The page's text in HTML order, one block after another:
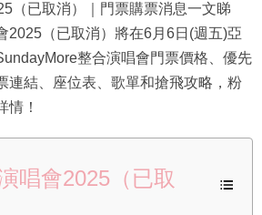
（已取消）｜門票購票消息一文睇
2025（已取消）將在6月6日(週五)亞
整合演唱會門票價格、優先
連結、座位表、歌單和搶飛攻略，粉
情！
唱會2025（已取